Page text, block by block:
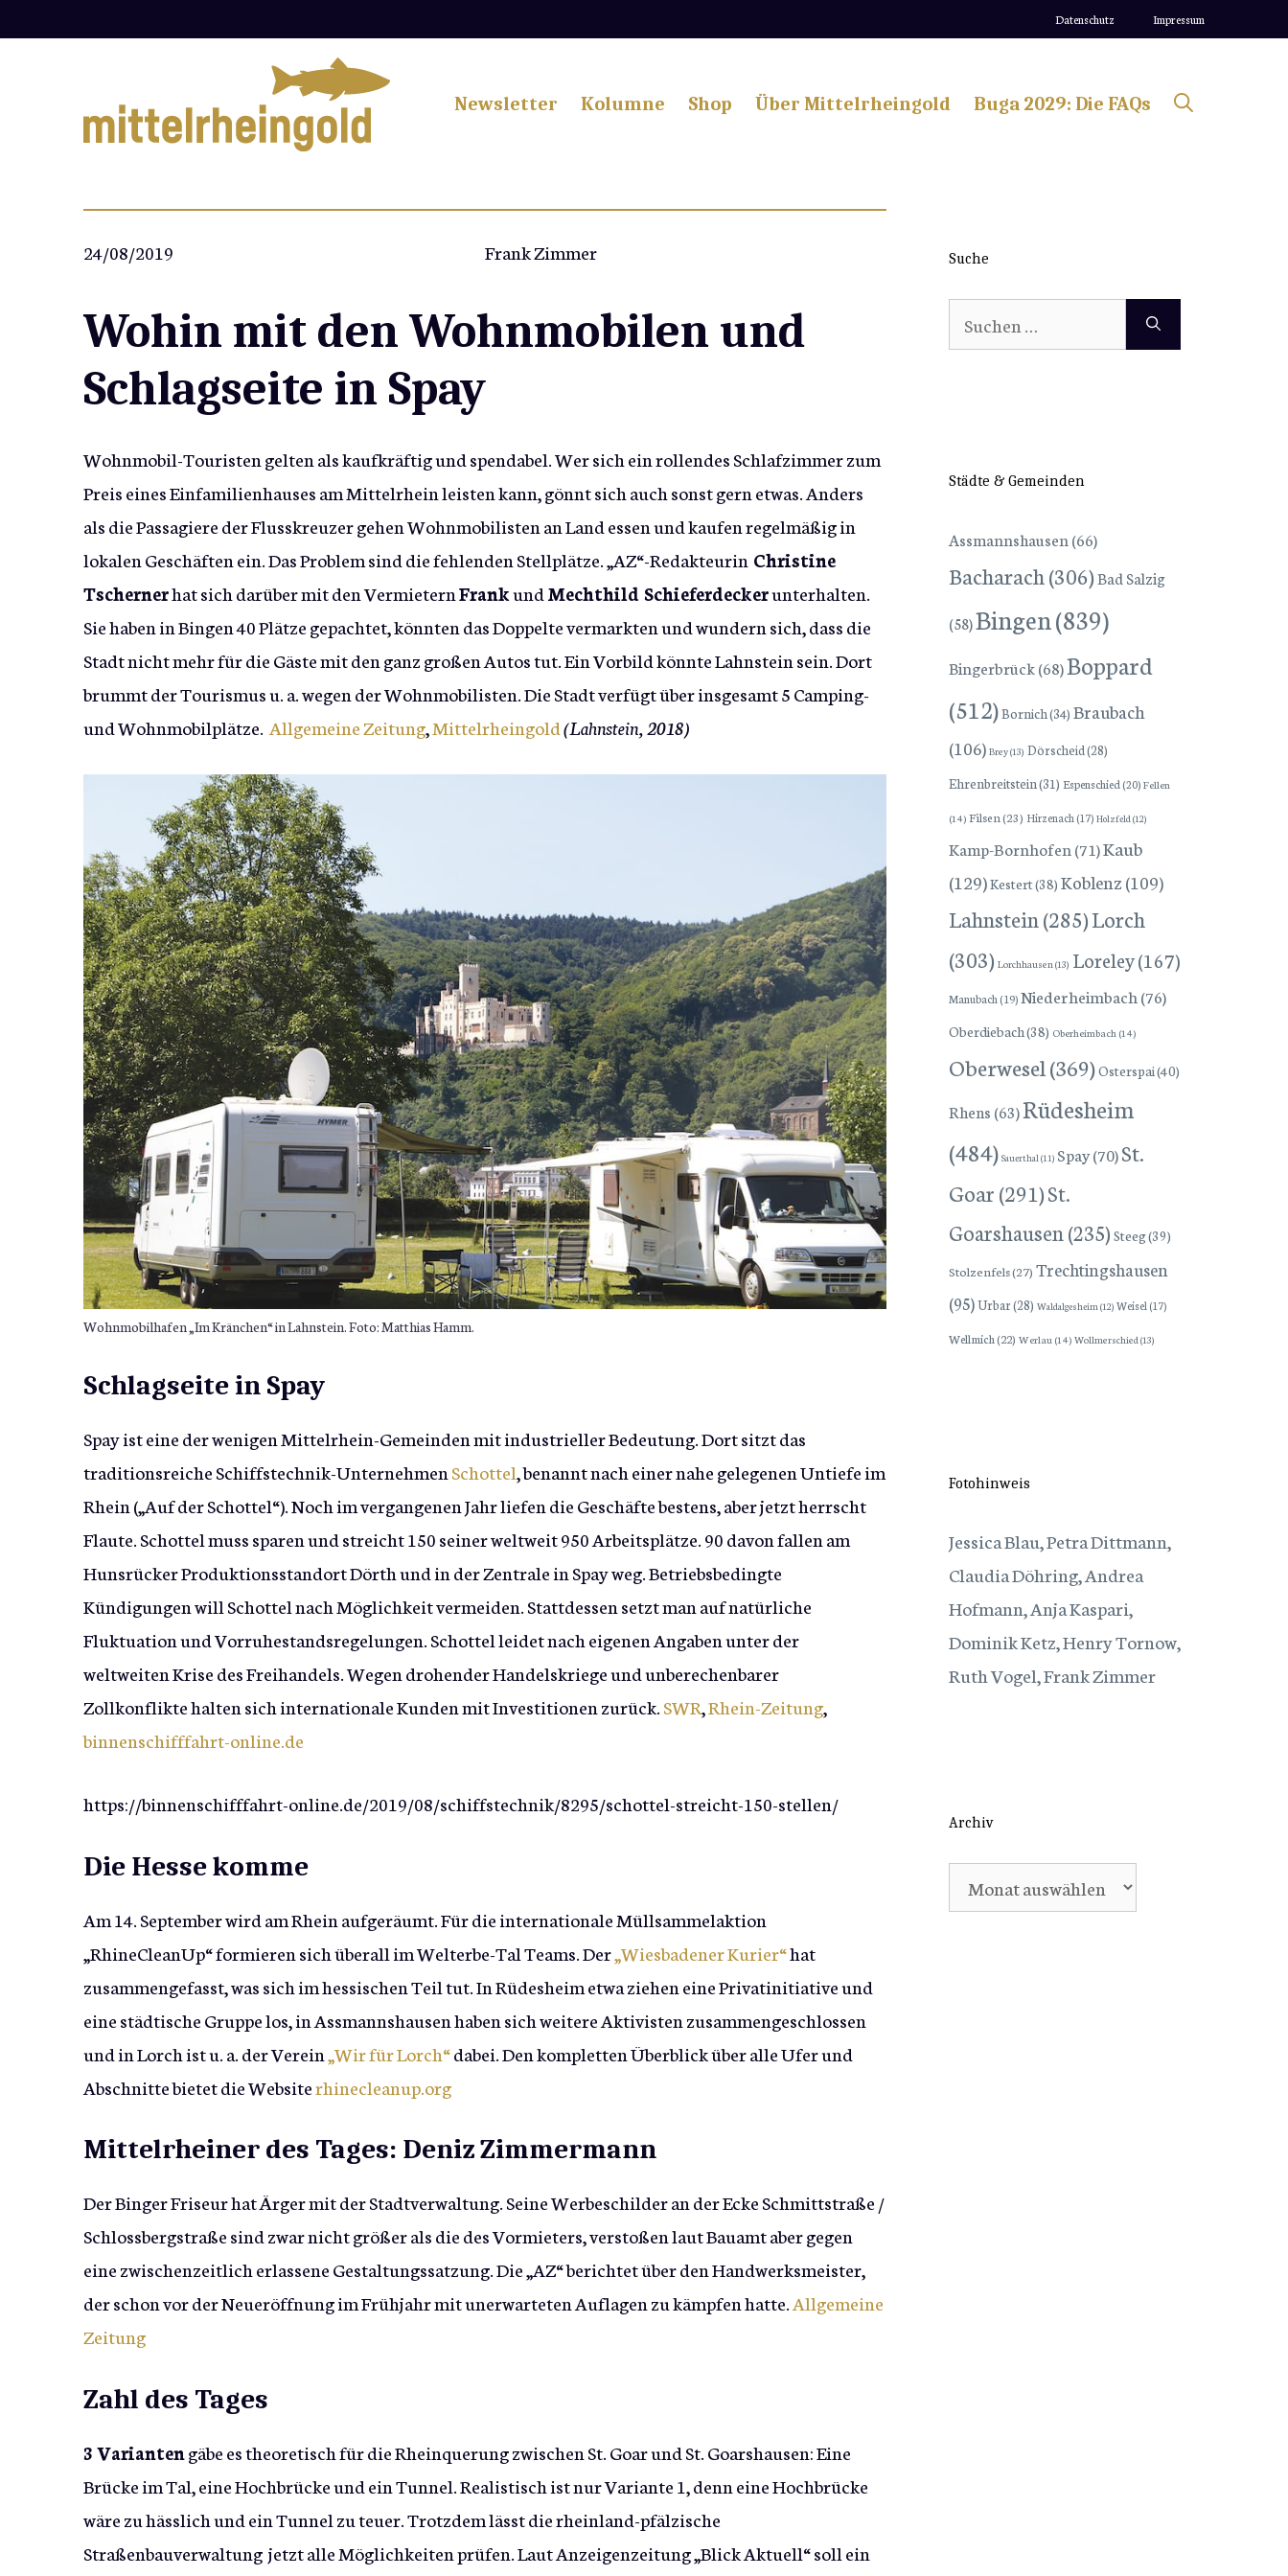
Datenschutz Impressum
Newsletter Kolumne Shop Über Mittelrheingold Buga 2029: Die FAQs
24/08/2019 Frank Zimmer
Wohin mit den Wohnmobilen und
Schlagseite in Spay
Wohnmobil-Touristen gelten als kaufkräftig und spendabel. Wer sich ein rollendes Schlafzimmer zum
Preis eines Einfamilienhauses am Mittelrhein leisten kann, gönnt sich auch sonst gern etwas. Anders
als die Passagiere der Flusskreuzer gehen Wohnmobilisten an Land essen und kaufen regelmäßig in
lokalen Geschäften ein. Das Problem sind die fehlenden Stellplätze. „AZ“-Redakteurin Christine
Tschernerhat sich darüber mit den VermieternFrankundMechthild Schieferdeckerunterhalten.
Sie haben in Bingen 40 Plätze gepachtet, könnten das Doppelte vermarkten und wundern sich, dass die
Stadt nicht mehr für die Gäste mit den ganz großen Autos tut. Ein Vorbild könnte Lahnstein sein. Dort
brummt der Tourismus u. a. wegen der Wohnmobilisten. Die Stadt verfügt über insgesamt 5 Camping-
und Wohnmobilplätze. Allgemeine Zeitung,Mittelrheingold(Lahnstein, 2018)
Wohnmobilhafen „Im Kränchen“ in Lahnstein. Foto: Matthias Hamm.
Schlagseite in Spay
Spay ist eine der wenigen Mittelrhein-Gemeinden mit industrieller Bedeutung. Dort sitzt das
traditionsreiche Schiffstechnik-Unternehmen Schottel, benannt nach einer nahe gelegenen Untiefe im
Rhein („Auf der Schottel“). Noch im vergangenen Jahr liefen die Geschäfte bestens, aber jetzt herrscht
Flaute. Schottel muss sparen und streicht 150 seiner weltweit 950 Arbeitsplätze. 90 davon fallen am
Hunsrücker Produktionsstandort Dörth und in der Zentrale in Spay weg. Betriebsbedingte
Kündigungen will Schottel nach Möglichkeit vermeiden. Stattdessen setzt man auf natürliche
Fluktuation und Vorruhestandsregelungen. Schottel leidet nach eigenen Angaben unter der
weltweiten Krise des Freihandels. Wegen drohender Handelskriege und unberechenbarer
Zollkonflikte halten sich internationale Kunden mit Investitionen zurück.SWR,Rhein-Zeitung,
binnenschifffahrt-online.de
https://binnenschifffahrt-online.de/2019/08/schiffstechnik/8295/schottel-streicht-150-stellen/
Die Hesse komme
Am 14. September wird am Rhein aufgeräumt. Für die internationale Müllsammelaktion
„RhineCleanUp“ formieren sich überall im Welterbe-Tal Teams. Der„Wiesbadener Kurier“hat
zusammengefasst, was sich im hessischen Teil tut. In Rüdesheim etwa ziehen eine Privatinitiative und
eine städtische Gruppe los, in Assmannshausen haben sich weitere Aktivisten zusammengeschlossen
und in Lorch ist u. a. der Verein„Wir für Lorch“dabei. Den kompletten Überblick über alle Ufer und
Abschnitte bietet die Websiterhinecleanup.org
Mittelrheiner des Tages: Deniz Zimmermann
Der Binger Friseur hat Ärger mit der Stadtverwaltung. Seine Werbeschilder an der Ecke Schmittstraße /
Schlossbergstraße sind zwar nicht größer als die des Vormieters, verstoßen laut Bauamt aber gegen
eine zwischenzeitlich erlassene Gestaltungssatzung. Die „AZ“ berichtet über den Handwerksmeister,
der schon vor der Neueröffnung im Frühjahr mit unerwarteten Auflagen zu kämpfen hatte.Allgemeine
Zeitung
Zahl des Tages
3 Variantengäbe es theoretisch für die Rheinquerung zwischen St. Goar und St. Goarshausen: Eine
Brücke im Tal, eine Hochbrücke und ein Tunnel. Realistisch ist nur Variante 1, denn eine Hochbrücke
wäre zu hässlich und ein Tunnel zu teuer. Trotzdem lässt die rheinland-pfälzische
Straßenbauverwaltung jetzt alle Möglichkeiten prüfen. Laut Anzeigenzeitung „Blick Aktuell“ soll ein
Suche
Suchen
nach:
Städte & Gemeinden
Assmannshausen (66)
Bacharach(306)Bad Salzig
(58)Bingen(839)
Bingerbrück(68)Boppard
(512)Bornich(34) Braubach
(106) Brey(13) Dörscheid(28)
Ehrenbreitstein(31) Espenschied (20) Fellen
(14) Filsen(23) Hirzenach (17) Holzfeld(12)
Kamp-Bornhofen (71)Kaub
(129)Kestert(38) Koblenz(109)
Lahnstein(285)Lorch
(303) Lorchhausen (13) Loreley(167)
Manubach (19) Niederheimbach (76)
Oberdiebach(38) Oberheimbach (14)
Oberwesel(369)Osterspai(40)
Rhens (63)Rüdesheim
(484) Sauerthal(11) Spay(70)St.
Goar(291)St.
Goarshausen (235) Steeg(39)
Stolzenfels(27) Trechtingshausen
(95)Urbar(28) Waldalgesheim(12) Weisel (17)
Wellmich (22) Werlau (14) Wollmerschied (13)
Fotohinweis
Jessica Blau, Petra Dittmann,
Claudia Döhring, Andrea
Hofmann, Anja Kaspari,
Dominik Ketz, Henry Tornow,
Ruth Vogel, Frank Zimmer
Archiv
Archiv